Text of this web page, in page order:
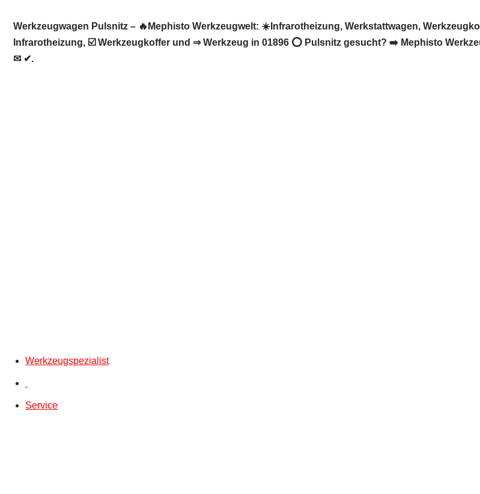
Werkzeugwagen Pulsnitz – 🔥Mephisto Werkzeugwelt: ☀️Infrarotheizung, Werkstattwagen,
Infrarotheizung, ☑️ Werkzeugkoffer und ⇒ Werkzeug in 01896 ⭕ Pulsnitz gesucht? ➡️ Mephisto
✉ ✔.
Werkzeugspezialist
Service